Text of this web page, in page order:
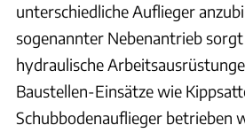
unterschiedliche Auflieger
sogenannter Nebenantrieb
hydraulische
Baustellen-Einsätze wie
Schubbodenauflieger betrieben